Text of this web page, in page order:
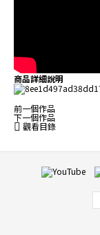
商品詳細說明
前一個作品
下一個作品
觀看目錄